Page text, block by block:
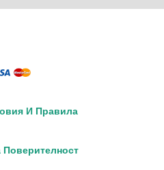
И Правила
Поверителност